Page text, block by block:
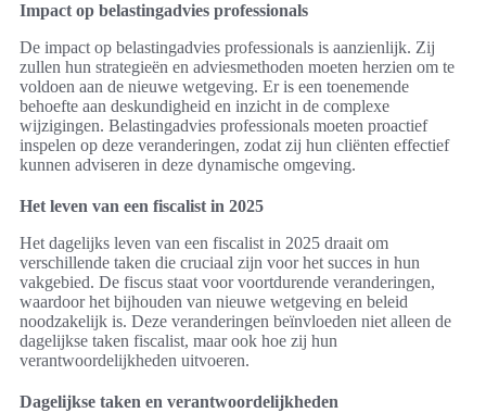
Impact op belastingadvies professionals
De impact op belastingadvies professionals is aanzienlijk. Zij
zullen hun strategieën en adviesmethoden moeten herzien om te
voldoen aan de nieuwe wetgeving. Er is een toenemende
behoefte aan deskundigheid en inzicht in de complexe
wijzigingen. Belastingadvies professionals moeten proactief
inspelen op deze veranderingen, zodat zij hun cliënten effectief
kunnen adviseren in deze dynamische omgeving.
Het leven van een fiscalist in 2025
Het dagelijks leven van een fiscalist in 2025 draait om
verschillende taken die cruciaal zijn voor het succes in hun
vakgebied. De fiscus staat voor voortdurende veranderingen,
waardoor het bijhouden van nieuwe wetgeving en beleid
noodzakelijk is. Deze veranderingen beïnvloeden niet alleen de
dagelijkse taken fiscalist, maar ook hoe zij hun
verantwoordelijkheden uitvoeren.
Dagelijkse taken en verantwoordelijkheden